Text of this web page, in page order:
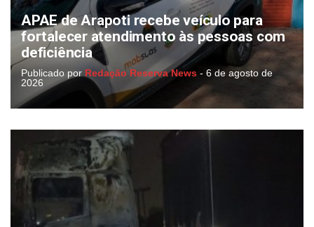
APAE de Arapoti recebe veículo para
fortalecer atendimento às pessoas com
deficiência
Publicado por Redação Reserva News - 6 de agosto de
2026